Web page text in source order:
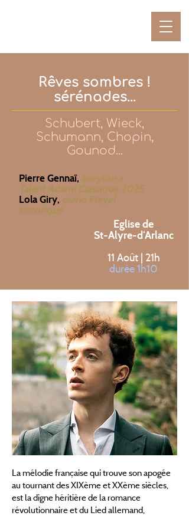
Rêves sombres !
sérénades...
Schubert, Wieck,
Schumann, Chopin,
Gounod...
Pierre Gennaï, baryton >
Talent Adami Classique 2025
Lola Giry, piano Pleyel
historique
Eglise de
St-Alyre-d‘Arlanc
11 Août | 21h
durée 1h10
La mélodie française qui trouve son apogée
au tournant des XIXème et XXème siècles,
est la digne héritière de la romance
révolutionnaire et du Lied allemand,